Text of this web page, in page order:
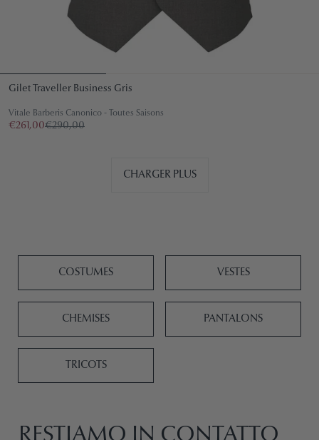
Gilet Traveller Business Gris
Vitale Barberis Canonico - Toutes Saisons
€261,00€290,00
CHARGER PLUS
COSTUMES VESTES
CHEMISES PANTALONS
TRICOTS